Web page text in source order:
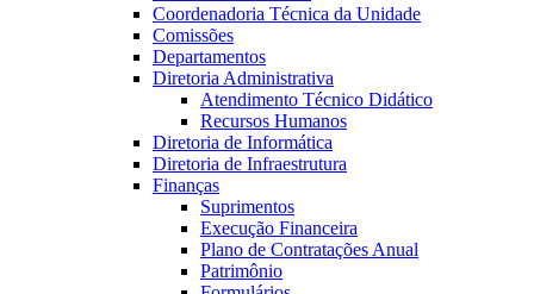
Coordenadoria Técnica da Unidade
Comissões
Departamentos
Diretoria Administrativa
Atendimento Técnico Didático
Recursos Humanos
Diretoria de Informática
Diretoria de Infraestrutura
Finanças
Suprimentos
Execução Financeira
Plano de Contratações Anual
Patrimônio